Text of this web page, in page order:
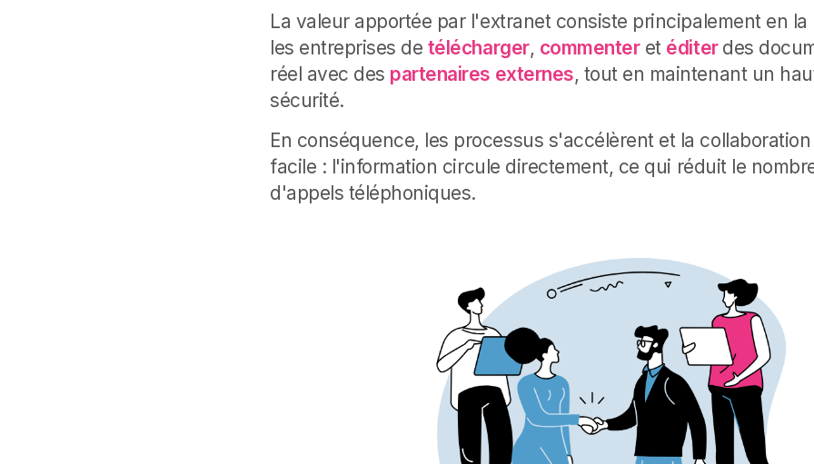
La valeur apportée par l'extranet consiste principalement en
les entreprises de télécharger, commenteret éditer des
réel avec des partenaires externes, tout en maintenant un
sécurité.
En conséquence, les processus s'accélèrent et la
facile : l'information circule directement, ce qui réduit le
d'appels téléphoniques.